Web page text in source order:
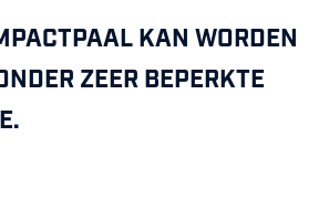
KAN WORDEN
ZEER BEPERKTE